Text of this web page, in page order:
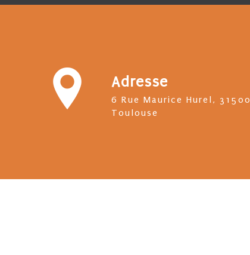
Adresse
6 Rue Maurice Hurel, 31500
Toulouse